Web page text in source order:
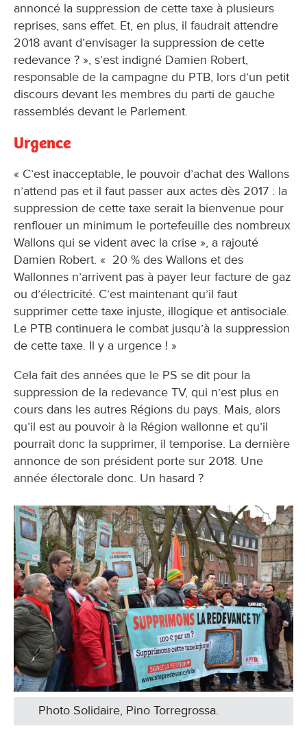
annoncé la suppression de cette taxe à plusieurs
reprises, sans effet. Et, en plus, il faudrait attendre
2018 avant d’envisager la suppression de cette
redevance ? », s’est indigné Damien Robert,
responsable de la campagne du PTB, lors d’un petit
discours devant les membres du parti de gauche
rassemblés devant le Parlement.
Urgence
« C’est inacceptable, le pouvoir d’achat des Wallons
n’attend pas et il faut passer aux actes dès 2017 : la
suppression de cette taxe serait la bienvenue pour
renflouer un minimum le portefeuille des nombreux
Wallons qui se vident avec la crise », a rajouté
Damien Robert. « 20 % des Wallons et des
Wallonnes n’arrivent pas à payer leur facture de gaz
ou d’électricité. C’est maintenant qu’il faut
supprimer cette taxe injuste, illogique et antisociale.
Le PTB continuera le combat jusqu’à la suppression
de cette taxe. Il y a urgence ! »
Cela fait des années que le PS se dit pour la
suppression de la redevance TV, qui n’est plus en
cours dans les autres Régions du pays. Mais, alors
qu’il est au pouvoir à la Région wallonne et qu’il
pourrait donc la supprimer, il temporise. La dernière
annonce de son président porte sur 2018. Une
année électorale donc. Un hasard ?
Photo Solidaire, Pino Torregrossa.